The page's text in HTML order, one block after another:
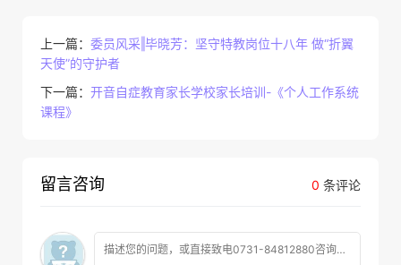
上一篇： 委员风采‖毕晓芳：坚守特教岗位十八年 做“折翼
天使”的守护者
下一篇： 开音自症教育家长学校家长培训-《个人工作系统
课程》
0 条评论
留言咨询